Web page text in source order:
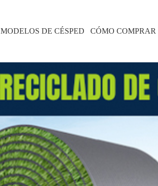
MODELOS DE CÉSPED CÓMO COMPRAR